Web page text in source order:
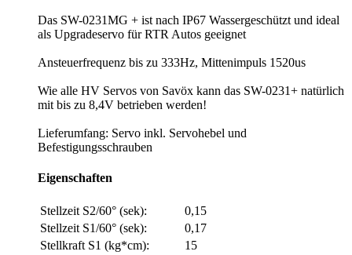
Das SW-0231MG + ist nach IP67 Wassergeschützt und ideal
als Upgradeservo für RTR Autos geeignet
Ansteuerfrequenz bis zu 333Hz, Mittenimpuls 1520us
Wie alle HV Servos von Savöx kann das SW-0231+ natürlich
mit bis zu 8,4V betrieben werden!
Lieferumfang: Servo inkl. Servohebel und
Befestigungsschrauben
Eigenschaften
Stellzeit S2/60° (sek):
0,15
Stellzeit S1/60° (sek):
0,17
Stellkraft S1 (kg*cm):
15